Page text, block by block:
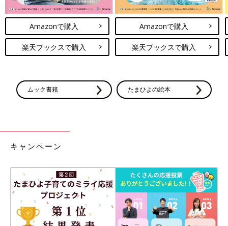
Amazonで購入
楽天ブックスで購入
Amazonで購入
楽天ブックスで購入
ムック書籍 たまひよの絵本
キャンペーン